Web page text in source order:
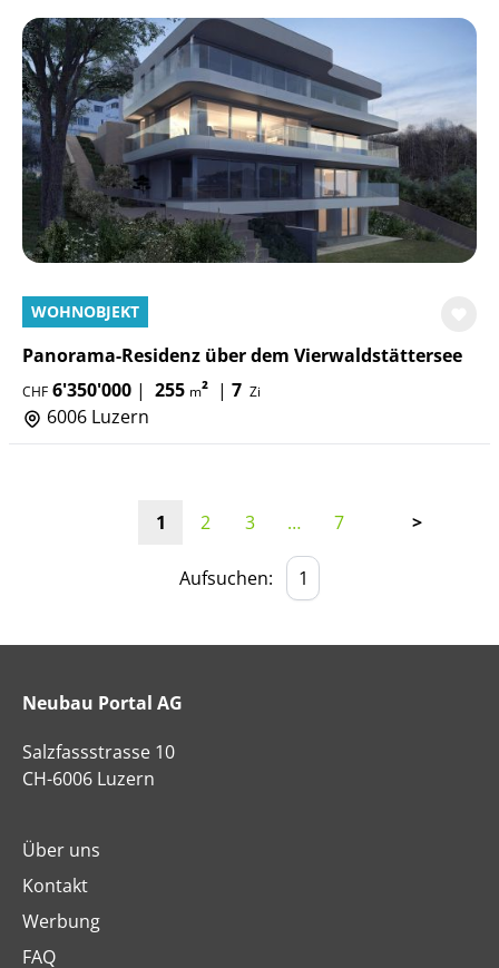
WOHNOBJEKT
Panorama-Residenz über dem Vierwaldstättersee
CHF 6'350'000 | 255 m² | 7 Zi
6006 Luzern
1 2 3 … 7 >
Aufsuchen:
Neubau Portal AG
Salzfassstrasse 10
CH-6006 Luzern
Über uns
Kontakt
Werbung
FAQ